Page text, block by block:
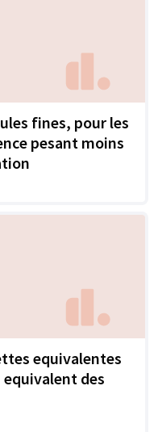
fines, pour les
pesant moins
equivalentes
equivalent des